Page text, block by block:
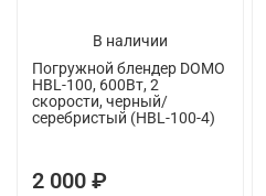
В наличии
Погружной блендер DOMO
HBL-100, 600Вт, 2
скорости, черный/
серебристый (HBL-100-4)
2 000 ₽